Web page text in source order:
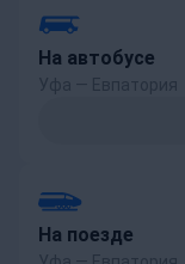
На автобусе
На поезде